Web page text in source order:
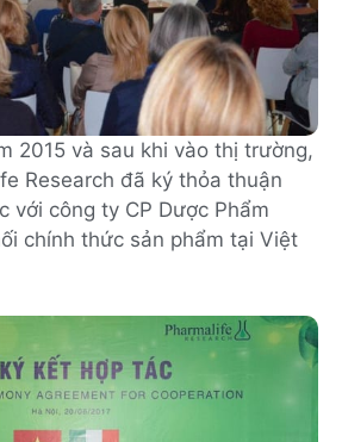
2015 và sau khi vào thị trường,
Research đã ký thỏa thuận
với công ty CP Dược Phẩm
chính thức sản phẩm tại Việt